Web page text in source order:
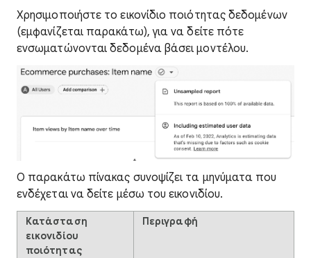
Χρησιμοποιήστε το εικονίδιο ποιότητας δεδομένων
(εμφανίζεται παρακάτω), για να δείτε πότε
ενσωματώνονται δεδομένα βάσει μοντέλου.
Ο παρακάτω πίνακας συνοψίζει τα μηνύματα που
ενδέχεται να δείτε μέσω του εικονιδίου.
Κατάσταση
εικονιδίου
ποιότητας
Περιγραφή